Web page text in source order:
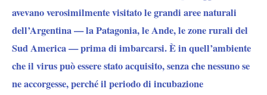
avevano verosimilmente visitato le grandi aree naturali
dell’Argentina — la Patagonia, le Ande, le zone rurali del
Sud America — prima di imbarcarsi. È in quell’ambiente
che il virus può essere stato acquisito, senza che nessuno se
ne accorgesse, perché il periodo di incubazione